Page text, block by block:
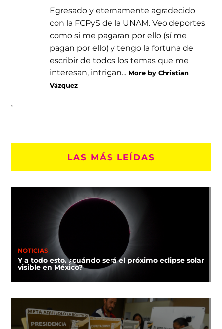
Egresado y eternamente agradecido
con la FCPyS de la UNAM. Veo deportes
como si me pagaran por ello (sí me
pagan por ello) y tengo la fortuna de
escribir de todos los temas que me
interesan, intrigan... More by Christian
Vázquez
LAS MÁS LEÍDAS
NOTICIAS
Y a todo esto, ¿cuándo será el próximo eclipse solar
visible en México?